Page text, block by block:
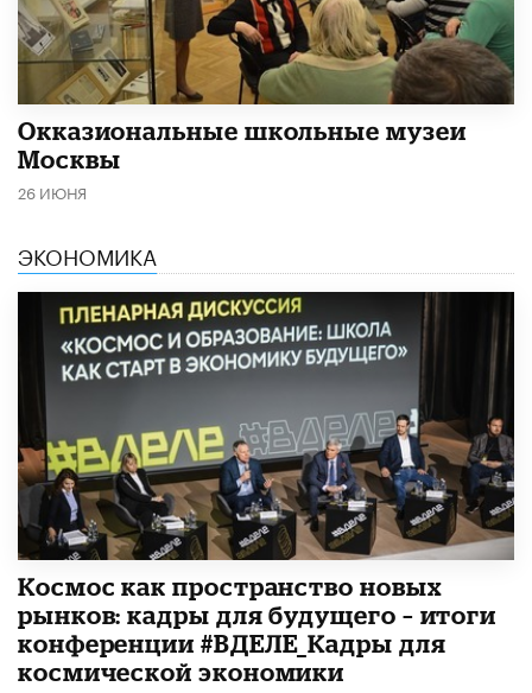
​Окказиональные школьные музеи
Москвы
26 ИЮНЯ
ЭКОНОМИКА
Космос как пространство новых
рынков: кадры для будущего – итоги
конференции #ВДЕЛЕ_Кадры для
космической экономики